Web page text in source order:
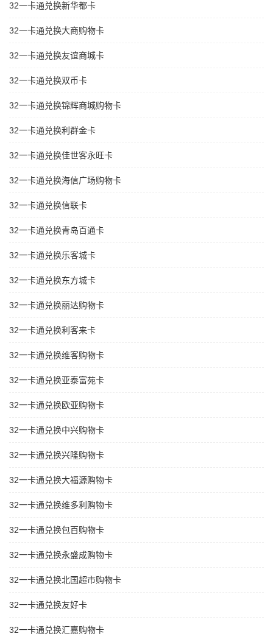
32一卡通兑换新华都卡
32一卡通兑换大商购物卡
32一卡通兑换友谊商城卡
32一卡通兑换双币卡
32一卡通兑换锦辉商城购物卡
32一卡通兑换利群金卡
32一卡通兑换佳世客永旺卡
32一卡通兑换海信广场购物卡
32一卡通兑换信联卡
32一卡通兑换青岛百通卡
32一卡通兑换乐客城卡
32一卡通兑换东方城卡
32一卡通兑换丽达购物卡
32一卡通兑换利客来卡
32一卡通兑换维客购物卡
32一卡通兑换亚泰富苑卡
32一卡通兑换欧亚购物卡
32一卡通兑换中兴购物卡
32一卡通兑换兴隆购物卡
32一卡通兑换大福源购物卡
32一卡通兑换维多利购物卡
32一卡通兑换包百购物卡
32一卡通兑换永盛成购物卡
32一卡通兑换北国超市购物卡
32一卡通兑换友好卡
32一卡通兑换汇嘉购物卡